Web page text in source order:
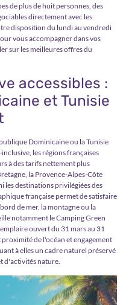
de plus de huit personnes, des
directement avec les
disposition du lundi au vendredi
vous accompagner dans vos
sur les meilleures offres du
accessibles :
et Tunisie
Dominicaine ou la Tunisie
les régions françaises
à des tarifs nettement plus
la Provence-Alpes-Côte
les destinations privilégiées des
française permet de satisfaire
de mer, la montagne ou la
notamment le Camping Green
ouvert du 31 mars au 31
de l'océan et engagement
à elles un cadre naturel préservé
d'activités nature.